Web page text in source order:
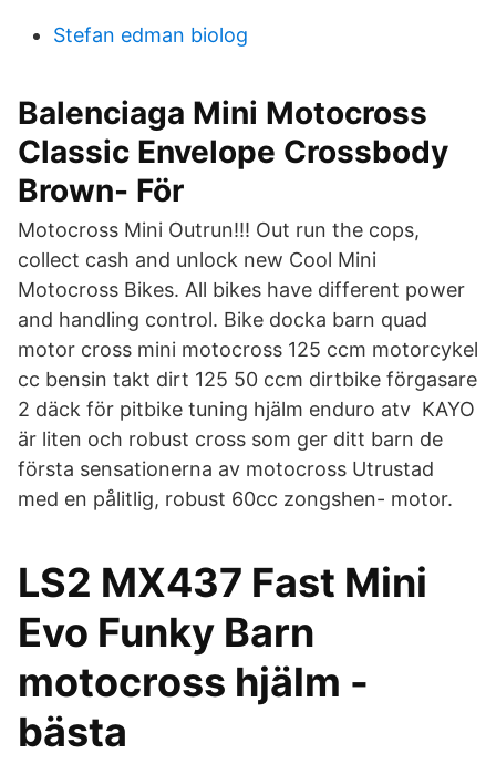
Stefan edman biolog
Balenciaga Mini Motocross
Classic Envelope Crossbody
Brown- För
Motocross Mini Outrun!!! Out run the cops,
collect cash and unlock new Cool Mini
Motocross Bikes. All bikes have different power
and handling control. Bike docka barn quad
motor cross mini motocross 125 ccm motorcykel
cc bensin takt dirt 125 50 ccm dirtbike förgasare
2 däck för pitbike tuning hjälm enduro atv KAYO
är liten och robust cross som ger ditt barn de
första sensationerna av motocross Utrustad
med en pålitlig, robust 60cc zongshen- motor.
LS2 MX437 Fast Mini
Evo Funky Barn
motocross hjälm -
bästa